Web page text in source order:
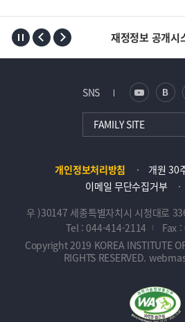
재정정보 공개시
SNS
FAMILY SITE
개인정보처리방침
개원 30
이메일 무단수집거부
우 )30147 세종특별자치시 시청대로
Tel : 044-414-2114
Fax
Copyright 2019 KOREA INSTITUTE
RIGHTS RESERVED.